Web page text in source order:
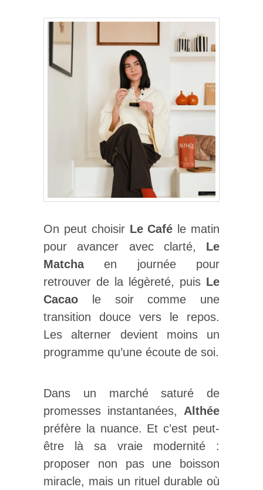
On peut choisir Le Café le matin
pour avancer avec clarté, Le
Matchaen journée pour
retrouver de la légèreté, puis Le
Cacao le soir comme une
transition douce vers le repos.
Les alterner devient moins un
programme qu’une écoute de soi.
Dans un marché saturé de
promesses instantanées, Althée
préfère la nuance. Et c’est peut-
être là sa vraie modernité :
proposer non pas une boisson
miracle, mais un rituel durable où